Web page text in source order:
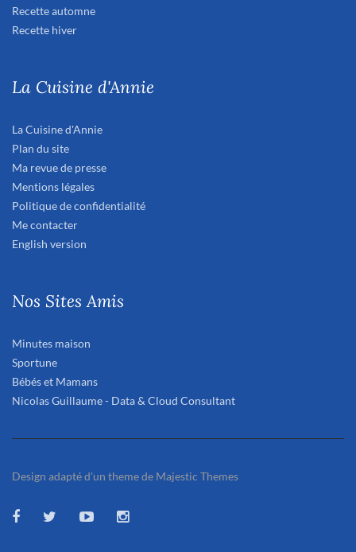
Recette automne
Recette hiver
La Cuisine d'Annie
La Cuisine d'Annie
Plan du site
Ma revue de presse
Mentions légales
Politique de confidentialité
Me contacter
English version
Nos Sites Amis
Minutes maison
Sportune
Bébés et Mamans
Nicolas Guillaume - Data & Cloud Consultant
Design adapté d'un theme de Majestic Themes